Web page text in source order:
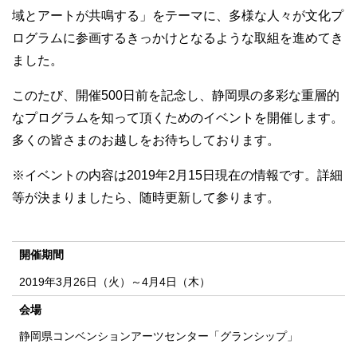
域とアートが共鳴する」をテーマに、多様な人々が文化プ
ログラムに参画するきっかけとなるような取組を進めてき
ました。
このたび、開催500日前を記念し、静岡県の多彩な重層的
なプログラムを知って頂くためのイベントを開催します。
多くの皆さまのお越しをお待ちしております。
※イベントの内容は2019年2月15日現在の情報です。詳細
等が決まりましたら、随時更新して参ります。
開催期間
2019年3月26日（火）～4月4日（木）
会場
静岡県コンベンションアーツセンター「グランシップ」